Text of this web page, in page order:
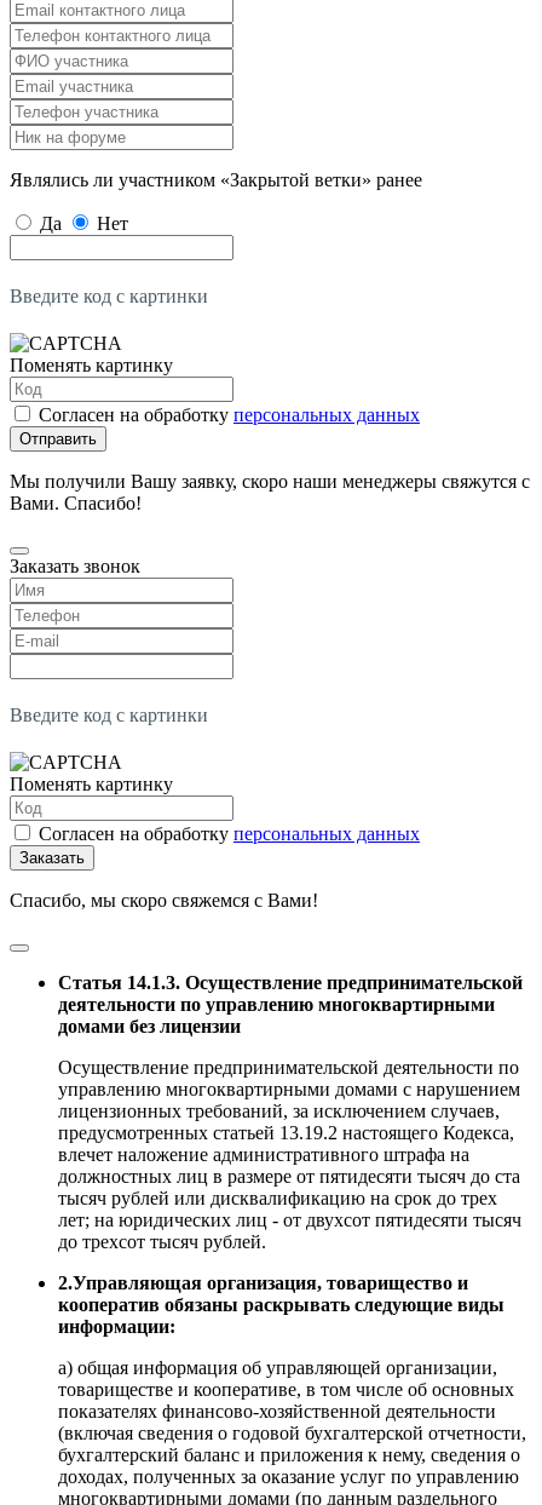
Являлись ли участником «Закрытой ветки» ранее
Да Нет
Введите код с картинки
Поменять картинку
Согласен на обработку персональных данных
Отправить
Мы получили Вашу заявку, скоро наши менеджеры свяжутся с
Вами. Спасибо!
Заказать звонок
Введите код с картинки
Поменять картинку
Согласен на обработку персональных данных
Заказать
Спасибо, мы скоро свяжемся с Вами!
Статья 14.1.3. Осуществление предпринимательской
деятельности по управлению многоквартирными
домами без лицензии
Осуществление предпринимательской деятельности по
управлению многоквартирными домами с нарушением
лицензионных требований, за исключением случаев,
предусмотренных статьей 13.19.2 настоящего Кодекса,
влечет наложение административного штрафа на
должностных лиц в размере от пятидесяти тысяч до ста
тысяч рублей или дисквалификацию на срок до трех
лет; на юридических лиц - от двухсот пятидесяти тысяч
до трехсот тысяч рублей.
2.Управляющая организация, товарищество и
кооператив обязаны раскрывать следующие виды
информации:
а) общая информация об управляющей организации,
товариществе и кооперативе, в том числе об основных
показателях финансово-хозяйственной деятельности
(включая сведения о годовой бухгалтерской отчетности,
бухгалтерский баланс и приложения к нему, сведения о
доходах, полученных за оказание услуг по управлению
многоквартирными домами (по данным раздельного